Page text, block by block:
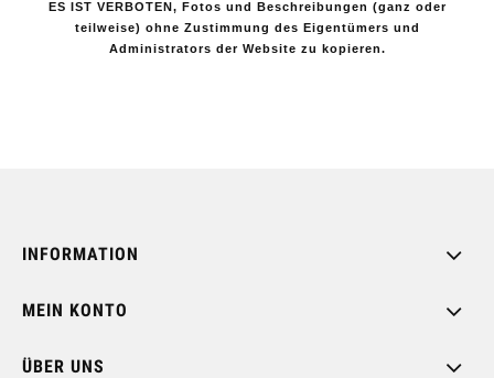
ES IST VERBOTEN, Fotos und Beschreibungen (ganz oder
teilweise) ohne Zustimmung des Eigentümers und
Administrators der Website zu kopieren.
INFORMATION
MEIN KONTO
ÜBER UNS